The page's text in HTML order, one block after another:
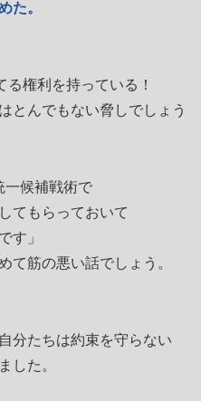
た。
る権利を持っている！
とんでもない脅しでしょう
一候補戦術で
てもらっておいて
す」
て筋の悪い話でしょう。
分たちは約束を守らない
した。